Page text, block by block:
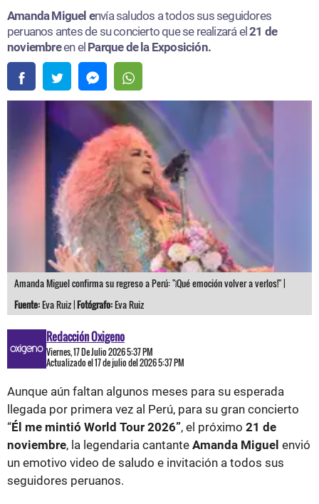
Amanda Miguel envía saludos a todos sus seguidores
peruanos antes de su concierto que se realizará el21 de
noviembreen el Parque de la Exposición.
Amanda Miguel confirma su regreso a Perú: "¡Qué emoción volver a verlos!" |
Fuente:Eva Ruiz |Fotógrafo:Eva Ruiz
Redacción Oxigeno
Viernes, 17 De Julio 2026 5:37 PM
Actualizado el 17 de julio del 2026 5:37 PM
Aunque aún faltan algunos meses para su esperada
llegada por primera vez al Perú, para su gran concierto
“Él me mintió World Tour 2026”, el próximo 21 de
noviembre, la legendaria cantante Amanda Miguel envió
un emotivo video de saludo e invitación a todos sus
seguidores peruanos.